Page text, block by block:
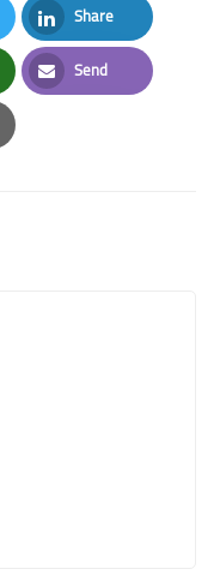
Share
LinkedIn
Send
Email